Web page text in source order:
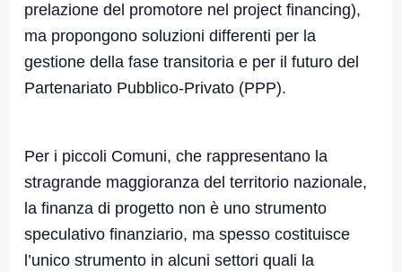
prelazione del promotore nel project financing),
ma propongono soluzioni differenti per la
gestione della fase transitoria e per il futuro del
Partenariato Pubblico-Privato (PPP).
Per i piccoli Comuni, che rappresentano la
stragrande maggioranza del territorio nazionale,
la finanza di progetto non è uno strumento
speculativo finanziario, ma spesso costituisce
l’unico strumento in alcuni settori quali la